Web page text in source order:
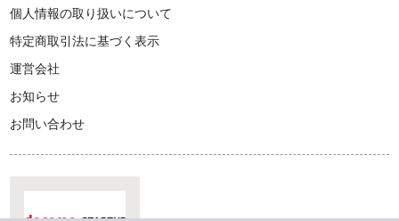
個人情報の取り扱いについて
特定商取引法に基づく表示
運営会社
お知らせ
お問い合わせ